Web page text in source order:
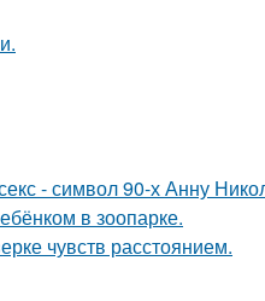
- символ 90-х Анну
в зоопарке.
чувств расстоянием.